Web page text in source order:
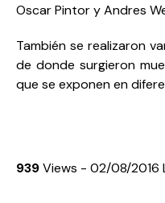
Oscar Pintor y Andres
También se realizaron
de donde surgieron
que se exponen en
939Views - 02/08/2016